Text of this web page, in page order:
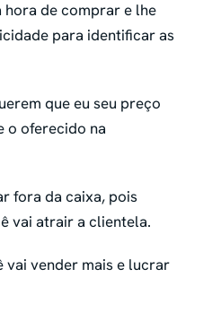
de comprar e lhe
para identificar as
que eu seu preço
o oferecido na
fora da caixa, pois
vai atrair a clientela.
vai vender mais e lucrar